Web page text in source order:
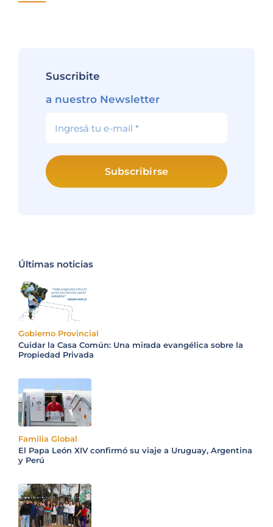
Suscribite
a nuestro Newsletter
Subscribirse
Últimas noticias
Gobierno Provincial
Cuidar la Casa Común: Una mirada evangélica sobre la
Propiedad Privada
Familia Global
El Papa León XIV confirmó su viaje a Uruguay, Argentina
y Perú